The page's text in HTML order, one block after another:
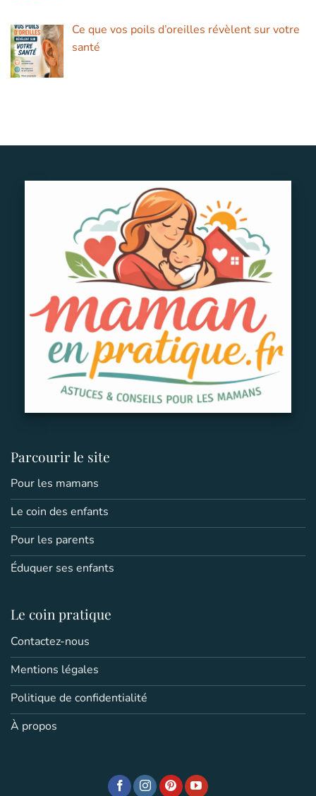
Ce que vos poils d’oreilles révèlent sur votre
santé
Parcourir le site
Pour les mamans
Le coin des enfants
Pour les parents
Éduquer ses enfants
Le coin pratique
Contactez-nous
Mentions légales
Politique de confidentialité
À propos